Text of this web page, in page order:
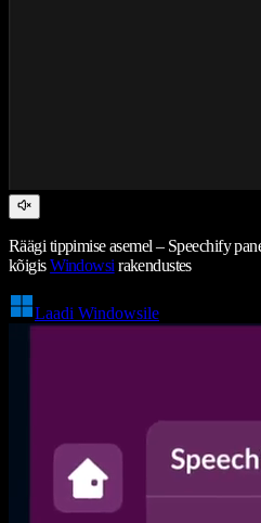
Räägi tippimise asemel – Speechify
kõigisWindowsi rakendustes
Laadi Windowsile